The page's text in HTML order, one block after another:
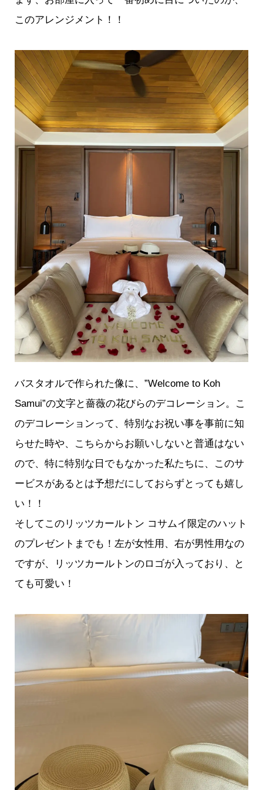
このアレンジメント！！
バスタオルで作られた像に、”Welcome to Koh
Samui”の文字と薔薇の花びらのデコレーション。こ
のデコレーションって、特別なお祝い事を事前に知
らせた時や、こちらからお願いしないと普通はない
ので、特に特別な日でもなかった私たちに、このサ
ービスがあるとは予想だにしておらずとっても嬉し
い！！
そしてこのリッツカールトン コサムイ限定のハット
のプレゼントまでも！左が女性用、右が男性用なの
ですが、リッツカールトンのロゴが入っており、と
ても可愛い！